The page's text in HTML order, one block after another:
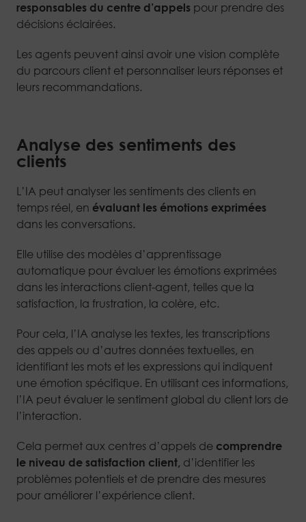
responsables du centre d’appelspour prendre des
décisions éclairées.
Les agents peuvent ainsi avoir une vision complète
du parcours client et personnaliser leurs réponses et
leurs recommandations.
Analyse des sentiments des
clients
L’IA peut analyser les sentiments des clients en
temps réel, en évaluant les émotions exprimées
dans les conversations.
Elle utilise des modèles d’apprentissage
automatique pour évaluer les émotions exprimées
dans les interactions client-agent, telles que la
satisfaction, la frustration, la colère, etc.
Pour cela, l’IA analyse les textes, les transcriptions
des appels ou d’autres données textuelles, en
identifiant les mots et les expressions qui indiquent
une émotion spécifique. En utilisant ces informations,
l’IA peut évaluer le sentiment global du client lors de
l’interaction.
Cela permet aux centres d’appels de comprendre
le niveau de satisfaction client, d’identifier les
problèmes potentiels et de prendre des mesures
pour améliorer l’expérience client.